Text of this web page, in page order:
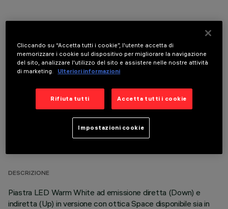
COMPONENTI OPZIONALI
DATI TECNICI
DESCRIZIONE
Piastra LED Warm White ad emissione diretta (Down) e
indiretta (Up) in versione con ottica Space disponibile sia in
Cliccando su “Accetta tutti i cookie”, l'utente accetta di
memorizzare i cookie sul dispositivo per migliorare la navigazione
del sito, analizzare l'utilizzo del sito e assistere nelle nostre attività
di marketing.
Ulteriori informazioni
Rifiuta tutti Accetta tutti i cookie
Impostazioni cookie